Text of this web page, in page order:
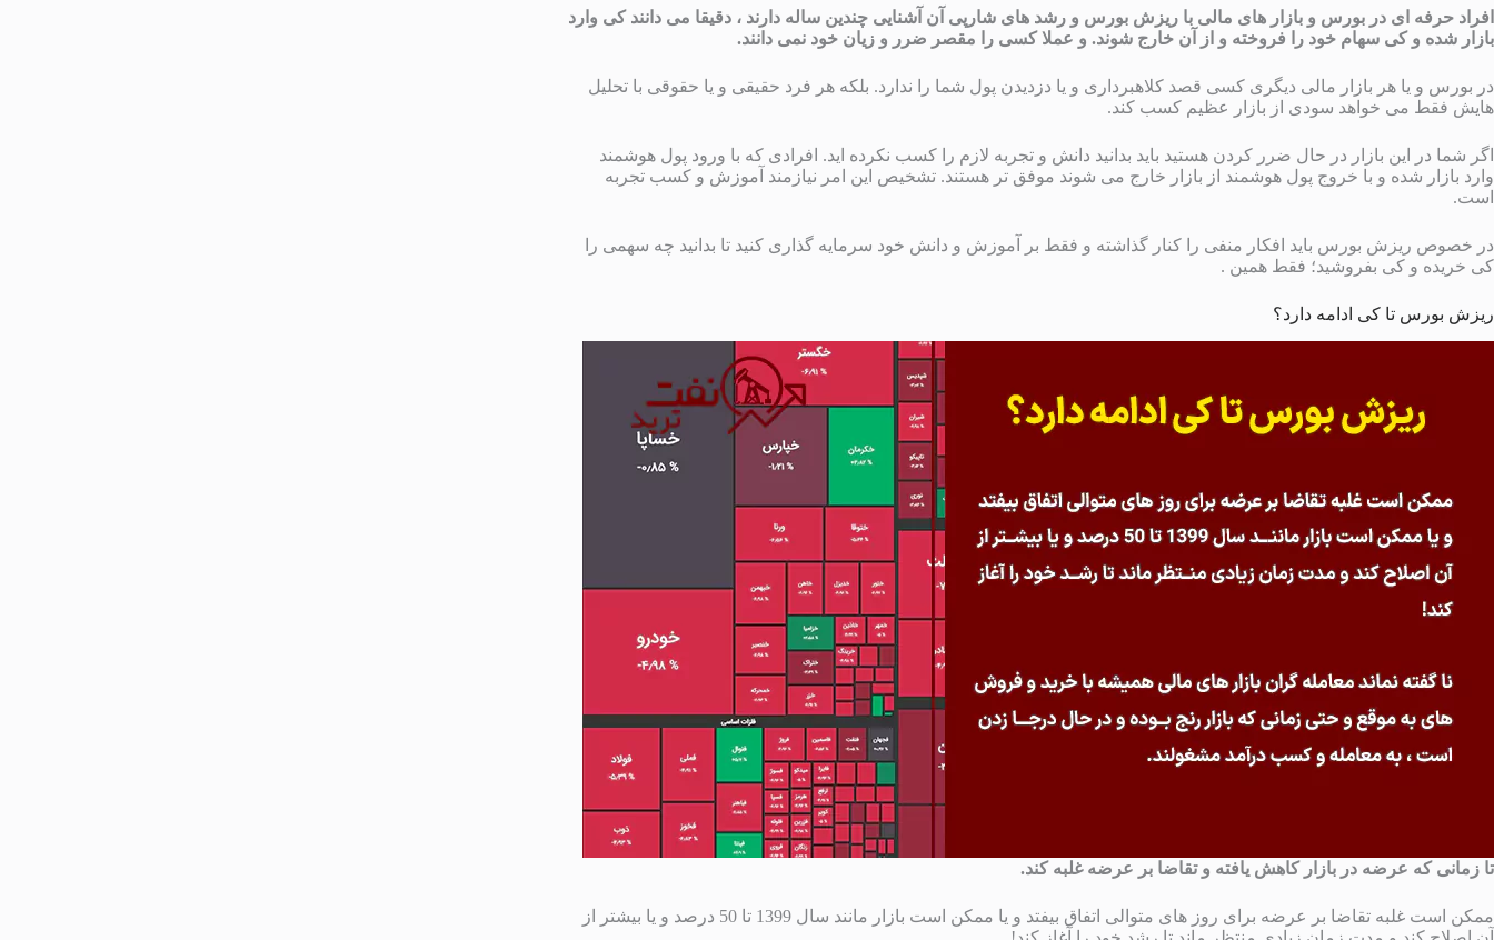
افراد حرفه ای در بورس و بازار های مالی با ریزش بورس و رشد های شارپی آن آشنایی چندین ساله دارند ، دقیقا می دانند کی وارد
بازار شده و کی سهام خود را فروخته و از آن خارج شوند. و عملا کسی را مقصر ضرر و زیان خود نمی دانند.
در بورس و یا هر بازار مالی دیگری کسی قصد کلاهبرداری و یا دزدیدن پول شما را ندارد. بلکه هر فرد حقیقی و یا حقوقی با تحلیل
هایش فقط می خواهد سودی از بازار عظیم کسب کند.
اگر شما در این بازار در حال ضرر کردن هستید باید بدانید دانش و تجربه لازم را کسب نکرده اید. افرادی که با ورود پول هوشمند
وارد بازار شده و با خروج پول هوشمند از بازار خارج می شوند موفق تر هستند. تشخیص این امر نیازمند آموزش و کسب تجربه
است.
در خصوص ریزش بورس باید افکار منفی را کنار گذاشته و فقط بر آموزش و دانش خود سرمایه گذاری کنید تا بدانید چه سهمی را
کی خریده و کی بفروشید؛ فقط همین .
ریزش بورس تا کی ادامه دارد؟
تا زمانی که عرضه در بازار کاهش یافته و تقاضا بر عرضه غلبه کند.
ممکن است غلبه تقاضا بر عرضه برای روز های متوالی اتفاق بیفتد و یا ممکن است بازار مانند سال 1399 تا 50 درصد و یا بیشتر از